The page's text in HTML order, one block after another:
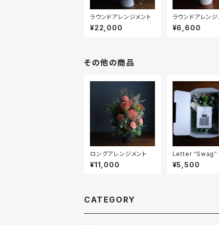
ラウンドアレンジメント
¥22,000
ラウンドアレン
ト
¥6,600
その他の商品
ロングアレンジメント
¥11,000
Letter “Swag”
¥5,500
CATEGORY